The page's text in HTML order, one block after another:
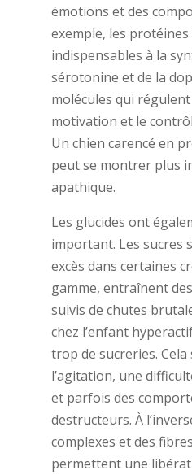
émotions et des
exemple, les
indispensables à la
sérotonine et de la
molécules qui régulent
motivation et le
Un chien carencé en
peut se montrer plus
apathique.
Les glucides ont
important. Les sucres
excès dans certaines
gamme, entraînent
suivis de chutes
chez l’enfant
trop de sucreries.
l’agitation, une
et parfois des
destructeurs. À
complexes et des
permettent une